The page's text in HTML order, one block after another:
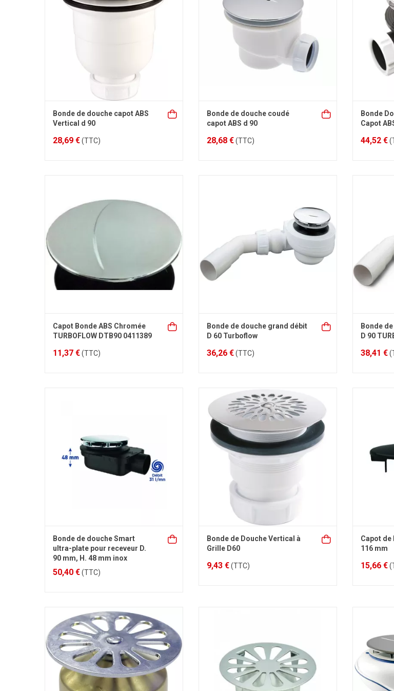
Bonde de douche capot ABS
Vertical d 90
28,69 €(TTC)
Bonde de douche coudé
capot ABS d 90
28,68 €(TTC)
Bonde
Capot
44,52 €
Capot Bonde ABS Chromée
TURBOFLOW DTB90 0411389
11,37 €(TTC)
Bonde de douche grand débit
D 60 Turboflow
36,26 €(TTC)
Bonde
D 90
38,41 €
Bonde de douche Smart
ultra-plate pour receveur D.
90 mm, H. 48 mm inox
50,40 €(TTC)
Bonde de Douche Vertical à
Grille D60
9,43 €(TTC)
Capot de
116 mm
15,66 €